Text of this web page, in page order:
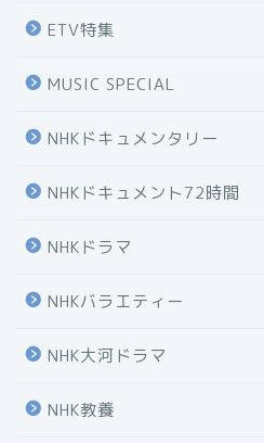
ETV特集
MUSIC SPECIAL
NHKドキュメンタリー
NHKドキュメント72時間
NHKドラマ
NHKバラエティー
NHK大河ドラマ
NHK教養